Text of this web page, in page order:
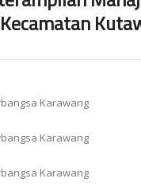
Karawang
Karawang
Karawang